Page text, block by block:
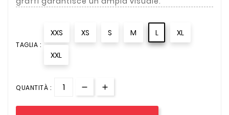
TAGLIA :
XXS XS S M L XL
XXL
QUANTITÀ :